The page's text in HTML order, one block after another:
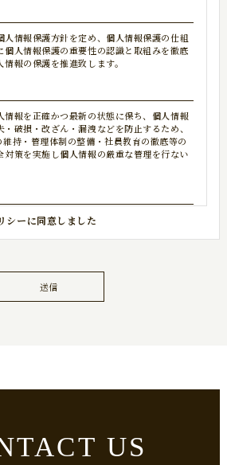
人情報保護方針を定め、個人情報保護の仕組
個人情報保護の重要性の認識と取組みを徹底
報の保護を推進致します。
情報を正確かつ最新の状態に保ち、個人情報
破損・改ざん・漏洩などを防止するため、
持・管理体制の整備・社員教育の徹底等の
対策を実施し個人情報の厳重な管理を行ない
客様からのお問い合わせ時に、お名前、e-
問に対する回答として、電子メールや資料の
性及び安全性確保のために、セキュリティに
。
シーに同意しました
送信
US